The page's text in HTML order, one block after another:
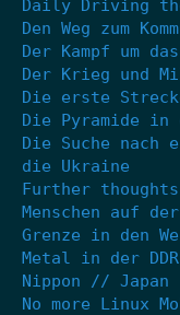
Daily Driving
Den Weg zum
Der Kampf um
Der Krieg und
Die erste
Die Pyramide in
Die Suche
die Ukraine
Further
Menschen auf
Grenze in den
Metal in der DDR
Nippon // Japan
No more Linux